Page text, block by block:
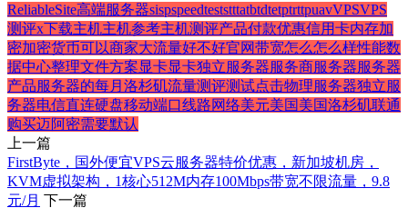
ReliableSite高端服务器sispspeedteststttatbtdtetptrttpuavVPSVPS
测评x下载主机主机参考主机测评产品付款优惠信用卡内存加
密加密货币可以商家大流量好不好官网带宽怎么怎么样性能数
据中心整理文件方案显卡显卡独立服务器服务商服务器服务器
产品服务器的每月 洛杉矶流量测评测试点击物理服务器独立服
务器电信直连硬盘移动端口线路网络美元美国美国洛杉矶联通
购买迈阿密需要默认
上一篇
FirstByte，国外便宜VPS云服务器特价优惠，新加坡机房，
KVM虚拟架构，1核心512M内存100Mbps带宽不限流量，9.8
元/月 下一篇